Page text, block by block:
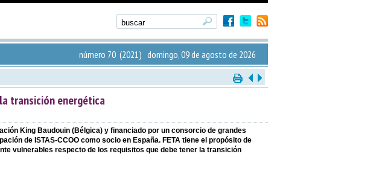
número 70 (2021) domingo, 09 de agosto de 2026
transición energética
King Baudouin (Bélgica) y financiado por un consorcio de grandes
de ISTAS-CCOO como socio en España. FETA tiene el propósito de
vulnerables respecto de los requisitos que debe tener la transición